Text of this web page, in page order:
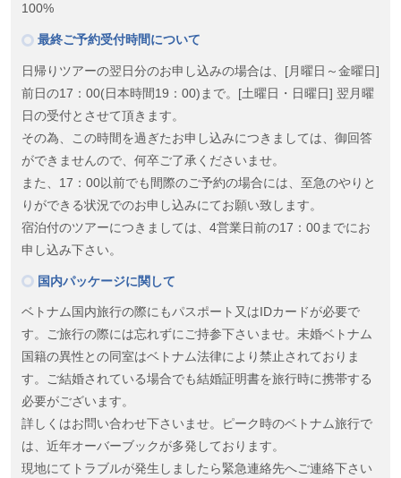
100%
最終ご予約受付時間について
日帰りツアーの翌日分のお申し込みの場合は、[月曜日～金曜日]
前日の17：00(日本時間19：00)まで。[土曜日・日曜日] 翌月曜
日の受付とさせて頂きます。
その為、この時間を過ぎたお申し込みにつきましては、御回答
ができませんので、何卒ご了承くださいませ。
また、17：00以前でも間際のご予約の場合には、至急のやりと
りができる状況でのお申し込みにてお願い致します。
宿泊付のツアーにつきましては、4営業日前の17：00までにお
申し込み下さい。
国内パッケージに関して
ベトナム国内旅行の際にもパスポート又はIDカードが必要で
す。ご旅行の際には忘れずにご持参下さいませ。未婚ベトナム
国籍の異性との同室はベトナム法律により禁止されておりま
す。ご結婚されている場合でも結婚証明書を旅行時に携帯する
必要がございます。
詳しくはお問い合わせ下さいませ。ピーク時のベトナム旅行で
は、近年オーバーブックが多発しております。
現地にてトラブルが発生しましたら緊急連絡先へご連絡下さい